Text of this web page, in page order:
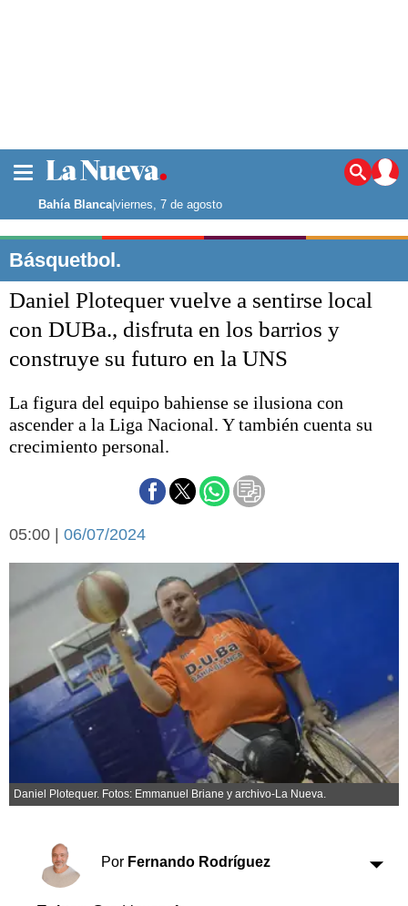
Noticias
La ciudad
Punta Alta
El mundo
Seguridad
Deportes
Escenario Olímpico
Liga del Sur
Básquetbol
Aplausos
Economía y campo
Con el campo
Espacio empresas
Sociedad y tiempo
Sociedad
Tecnología
Turismo
Salud
Es viral
El tiempo
Cartón Lleno
Fúnebres
Horóscopo
Suplementos
Bahía Blanca|viernes, 7 de agosto
Básquetbol.
Daniel Plotequer vuelve a sentirse local
con DUBa., disfruta en los barrios y
construye su futuro en la UNS
La figura del equipo bahiense se ilusiona con
ascender a la Liga Nacional. Y también cuenta su
crecimiento personal.
05:00 | 06/07/2024
Daniel Plotequer. Fotos: Emmanuel Briane y archivo-La Nueva.
Por Fernando Rodríguez